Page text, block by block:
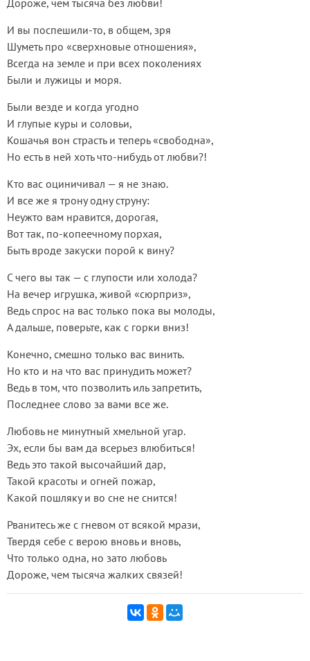
Дороже, чем тысяча без любви!
И вы поспешили-то, в общем, зря
Шуметь про «сверхновые отношения»,
Всегда на земле и при всех поколениях
Были и лужицы и моря.
Были везде и когда угодно
И глупые куры и соловьи,
Кошачья вон страсть и теперь «свободна»,
Но есть в ней хоть что-нибудь от любви?!
Кто вас оциничивал — я не знаю.
И все же я трону одну струну:
Неужто вам нравится, дорогая,
Вот так, по-копеечному порхая,
Быть вроде закуски порой к вину?
С чего вы так — с глупости или холода?
На вечер игрушка, живой «сюрприз»,
Ведь спрос на вас только пока вы молоды,
А дальше, поверьте, как с горки вниз!
Конечно, смешно только вас винить.
Но кто и на что вас принудить может?
Ведь в том, что позволить иль запретить,
Последнее слово за вами все же.
Любовь не минутный хмельной угар.
Эх, если бы вам да всерьез влюбиться!
Ведь это такой высочайший дар,
Такой красоты и огней пожар,
Какой пошляку и во сне не снится!
Рванитесь же с гневом от всякой мрази,
Твердя себе с верою вновь и вновь,
Что только одна, но зато любовь
Дороже, чем тысяча жалких связей!